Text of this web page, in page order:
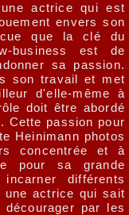
actrice qui est
envers son
que la clé du
business est de
sa passion.
son travail et met
d'elle-même à
doit être abordé
Cette passion pour
Heinimann photos
concentrée et à
pour sa grande
différents
une actrice qui sait
par les